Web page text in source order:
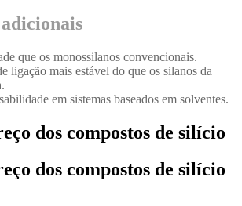
que os monossilanos convencionais.
ligação mais estável do que os silanos da
em sistemas baseados em solventes.
dos compostos de silício
dos compostos de silício